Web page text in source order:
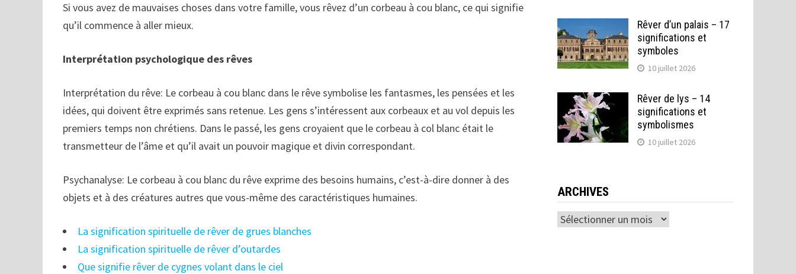
Si vous avez de mauvaises choses dans votre famille, vous rêvez d’un corbeau à cou blanc, ce qui signifie
qu’il commence à aller mieux.
Interprétation psychologique des rêves
Interprétation du rêve: Le corbeau à cou blanc dans le rêve symbolise les fantasmes, les pensées et les
idées, qui doivent être exprimés sans retenue. Les gens s’intéressent aux corbeaux et au vol depuis les
premiers temps non chrétiens. Dans le passé, les gens croyaient que le corbeau à col blanc était le
transmetteur de l’âme et qu’il avait un pouvoir magique et divin correspondant.
Psychanalyse: Le corbeau à cou blanc du rêve exprime des besoins humains, c’est-à-dire donner à des
objets et à des créatures autres que vous-même des caractéristiques humaines.
La signification spirituelle de rêver de grues blanches
La signification spirituelle de rêver d’outardes
Que signifie rêver de cygnes volant dans le ciel
Rêver d’un palais – 17
significations et
symboles
10 juillet 2026
Rêver de lys – 14
significations et
symbolismes
10 juillet 2026
ARCHIVES
Archives